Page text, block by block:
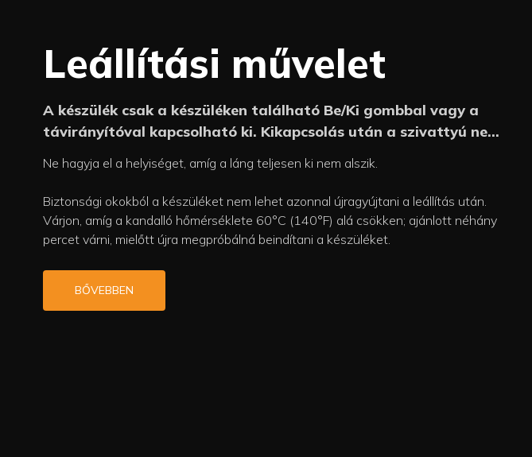
Leállítási művelet
A készülék csak a készüléken található Be/Ki gombbal vagy a
távirányítóval kapcsolható ki. Kikapcsolás után a szivattyú nem
Ne hagyja el a helyiséget, amíg a láng teljesen ki nem alszik.
Biztonsági okokból a készüléket nem lehet azonnal újragyújtani a leállítás után.
Várjon, amíg a kandalló hőmérséklete 60°C (140°F) alá csökken; ajánlott néhány
percet várni, mielőtt újra megpróbálná beindítani a készüléket.
BŐVEBBEN